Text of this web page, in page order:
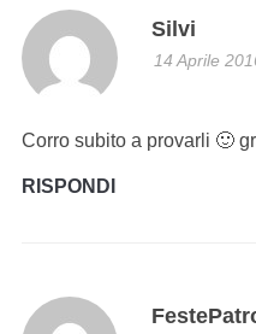
Silvi
14 Aprile
Corro subito a provarli 🙂
RISPONDI